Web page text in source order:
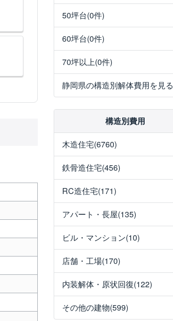
50坪台(0件)
60坪台(0件)
70坪以上(0件)
静岡県の構造別解体費用を見る
構造別費用
木造住宅(6760)
鉄骨造住宅(456)
RC造住宅(171)
アパート・長屋(135)
ビル・マンション(10)
店舗・工場(170)
内装解体・原状回復(122)
その他の建物(599)